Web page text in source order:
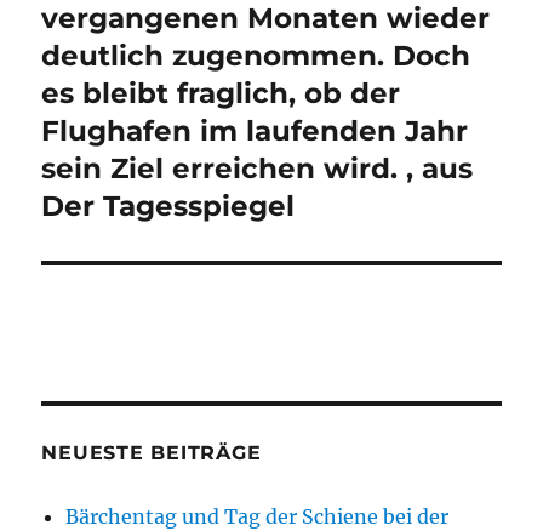
vergangenen Monaten wieder
deutlich zugenommen. Doch
es bleibt fraglich, ob der
Flughafen im laufenden Jahr
sein Ziel erreichen wird. , aus
Der Tagesspiegel
NEUESTE BEITRÄGE
Bärchentag und Tag der Schiene bei der